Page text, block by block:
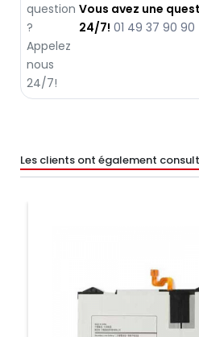
Vous avez une
24/7! 01 49 37 90 90
Les clients ont également